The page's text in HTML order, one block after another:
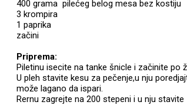
400 grama pilećeg belog mesa bez kostiju
3 krompira
1 paprika
začini
Priprema:
Piletinu isecite na tanke šnicle i začinite po
U pleh stavite kesu za pečenje,u nju
može lagano da ispari.
Rernu zagrejte na 200 stepeni i u nju